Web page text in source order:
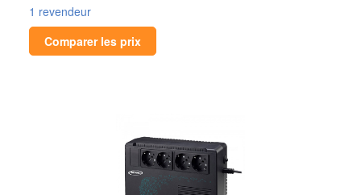
1 revendeur
Comparer les prix